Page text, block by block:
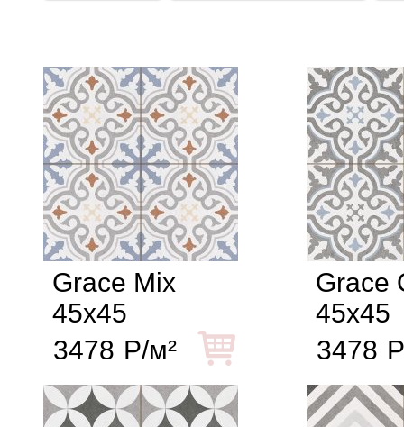
Grace Mix
45x45
3478 Р/м²
Grace
45x45
3478